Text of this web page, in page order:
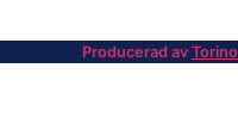
Producerad av Torino